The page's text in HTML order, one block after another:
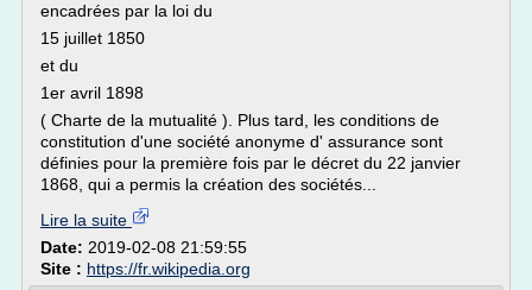
encadrées par la loi du
15 juillet 1850
et du
1er avril 1898
( Charte de la mutualité ). Plus tard, les conditions de
constitution d'une société anonyme d' assurance sont
définies pour la première fois par le décret du 22 janvier
1868, qui a permis la création des sociétés...
Lire la suite
Date: 2019-02-08 21:59:55
Site : https://fr.wikipedia.org